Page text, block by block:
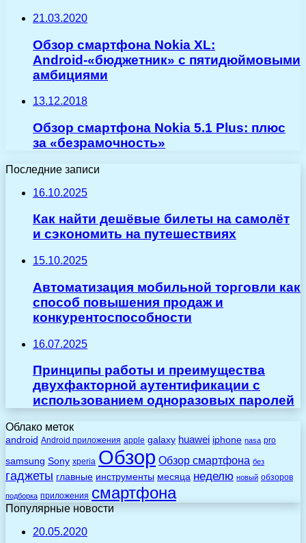
21.03.2020
Обзор смартфона Nokia XL:
Android-«бюджетник» с пятидюймовыми
амбициями
13.12.2018
Обзор смартфона Nokia 5.1 Plus: плюс
за «безрамочность»
Последние записи
16.10.2025
Как найти дешёвые билеты на самолёт
и сэкономить на путешествиях
15.10.2025
Автоматизация мобильной торговли как
способ повышения продаж и
конкурентоспособности
16.07.2025
Принципы работы и преимущества
двухфакторной аутентификации с
использованием одноразовых паролей
Облако меток
android Android приложения apple galaxy huawei iphone nasa pro
samsung Sony xperia Обзор Обзор смартфона без
гаджеты главные инструменты месяца неделю новый обзоров
подборка приложения смартфона
Популярные новости
20.05.2020